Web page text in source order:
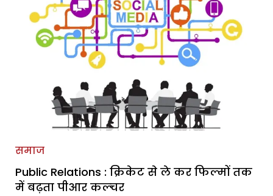
समाज
Public Relations : क्रिकेट से ले कर फिल्मों तक
में बढ़ता पीआर कल्चर